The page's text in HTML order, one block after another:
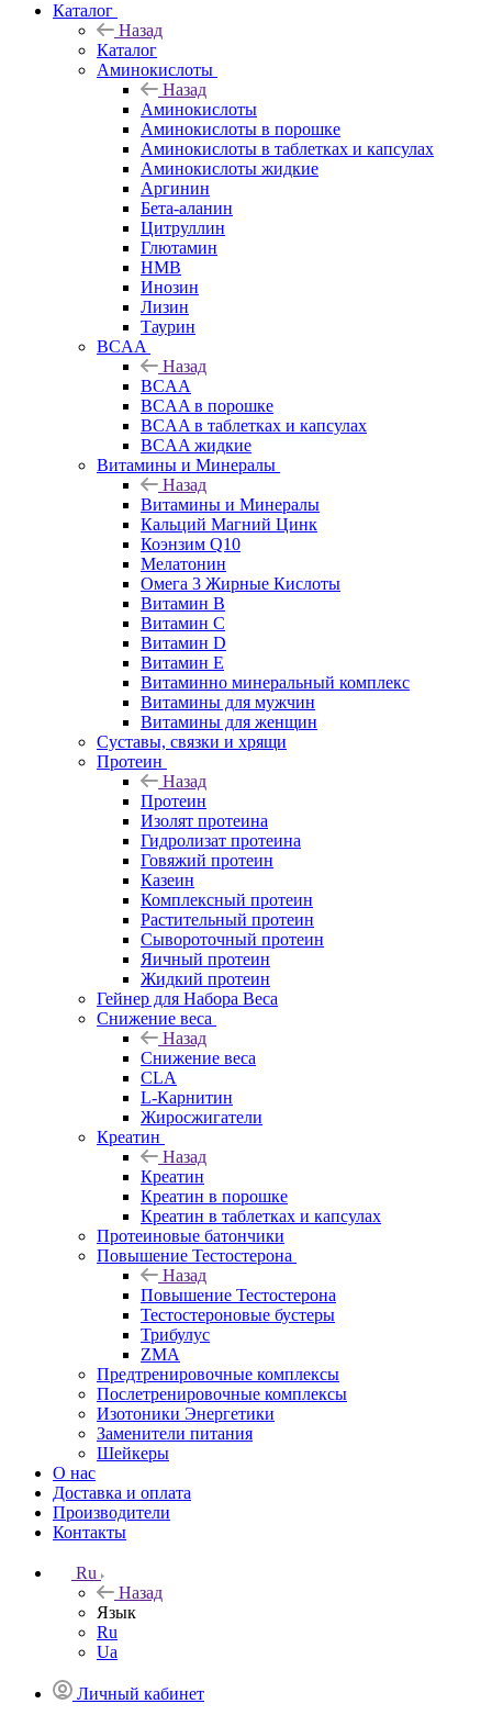
Каталог
Назад
Каталог
Аминокислоты
Назад
Аминокислоты
Аминокислоты в порошке
Аминокислоты в таблетках и капсулах
Аминокислоты жидкие
Аргинин
Бета-аланин
Цитруллин
Глютамин
HMB
Инозин
Лизин
Таурин
BCAA
Назад
BCAA
BCAA в порошке
BCAA в таблетках и капсулах
BCAA жидкие
Витамины и Минералы
Назад
Витамины и Минералы
Кальций Магний Цинк
Коэнзим Q10
Мелатонин
Омега 3 Жирные Кислоты
Витамин B
Витамин C
Витамин D
Витамин E
Витаминно минеральный комплекс
Витамины для мужчин
Витамины для женщин
Суставы, связки и хрящи
Протеин
Назад
Протеин
Изолят протеина
Гидролизат протеина
Говяжий протеин
Казеин
Комплексный протеин
Растительный протеин
Сывороточный протеин
Яичный протеин
Жидкий протеин
Гейнер для Набора Веса
Снижение веса
Назад
Снижение веса
CLA
L-Карнитин
Жиросжигатели
Креатин
Назад
Креатин
Креатин в порошке
Креатин в таблетках и капсулах
Протеиновые батончики
Повышение Тестостерона
Назад
Повышение Тестостерона
Тестостероновые бустеры
Трибулус
ZMA
Предтренировочные комплексы
Послетренировочные комплексы
Изотоники Энергетики
Заменители питания
Шейкеры
О нас
Доставка и оплата
Производители
Контакты
Ru
Назад
Язык
Ru
Ua
Личный кабинет